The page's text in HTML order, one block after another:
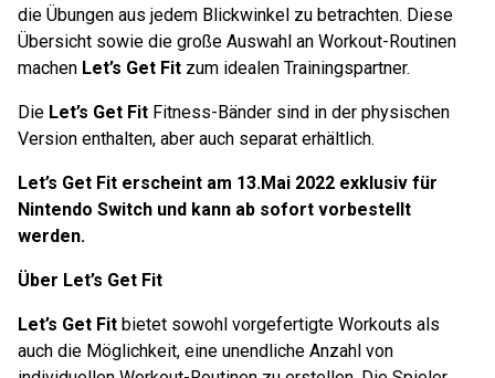
die Übungen aus jedem Blickwinkel zu betrachten. Diese
Übersicht sowie die große Auswahl an Workout-Routinen
machen Let’s Get Fit zum idealen Trainingspartner.
Die Let’s Get Fit Fitness-Bänder sind in der physischen
Version enthalten, aber auch separat erhältlich.
Let’s Get Fit erscheint am 13.Mai 2022 exklusiv für
Nintendo Switch und kann ab sofort vorbestellt
werden.
Über Let’s Get Fit
Let’s Get Fit bietet sowohl vorgefertigte Workouts als
auch die Möglichkeit, eine unendliche Anzahl von